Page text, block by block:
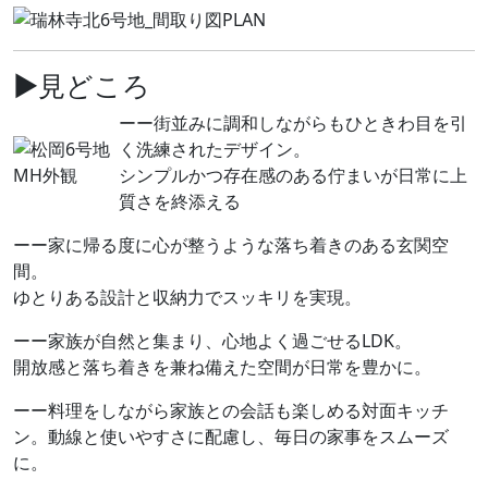
▶見どころ
ーー街並みに調和しながらもひときわ目を引
く洗練されたデザイン。
シンプルかつ存在感のある佇まいが日常に上
質さを終添える
ーー家に帰る度に心が整うような落ち着きのある玄関空
間。
ゆとりある設計と収納力でスッキリを実現。
ーー家族が自然と集まり、心地よく過ごせるLDK。
開放感と落ち着きを兼ね備えた空間が日常を豊かに。
ーー料理をしながら家族との会話も楽しめる対面キッチ
ン。動線と使いやすさに配慮し、毎日の家事をスムーズ
に。